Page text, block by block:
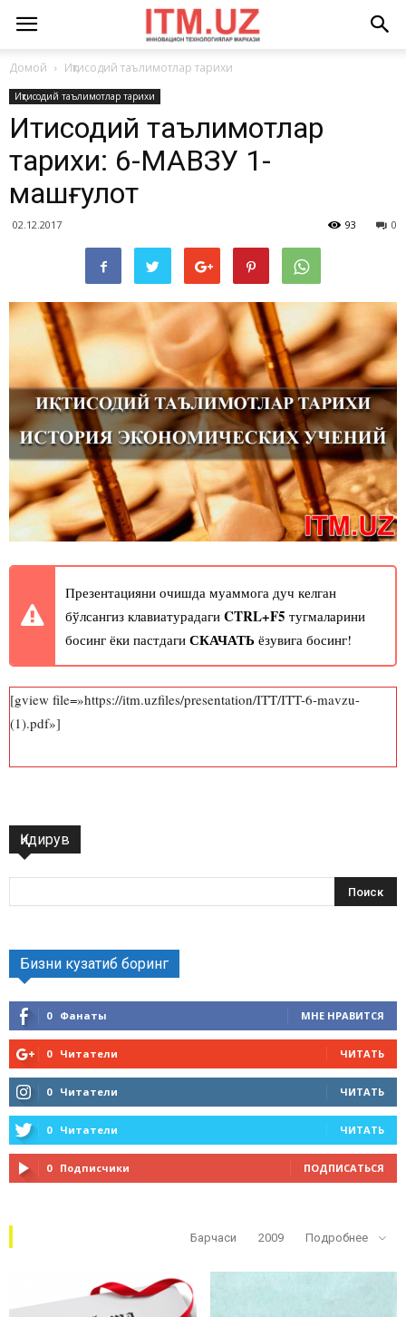
Домой Иқтисодий таълимотлар тарихи
Иқтисодий таълимотлар тарихи
Иқтисодий таълимотлар
тарихи: 6-МАВЗУ 1-
машғулот
02.12.2017 0
93
Презентацияни очишда муаммога дуч келган
бўлсангиз клавиатурадаги CTRL+F5 тугмаларини
босинг ёки пастдаги СКАЧАТЬ ёзувига босинг!
[gview file=»https://itm.uzfiles/presentation/ITT/ITT-6-mavzu-
(1).pdf»]
Қидирув
Бизни кузатиб боринг
0 Фанаты МНЕ НРАВИТСЯ
0 Читатели ЧИТАТЬ
0 Читатели ЧИТАТЬ
0 Читатели ЧИТАТЬ
0 Подписчики ПОДПИСАТЬСЯ
Барчаси 2009 Подробнее